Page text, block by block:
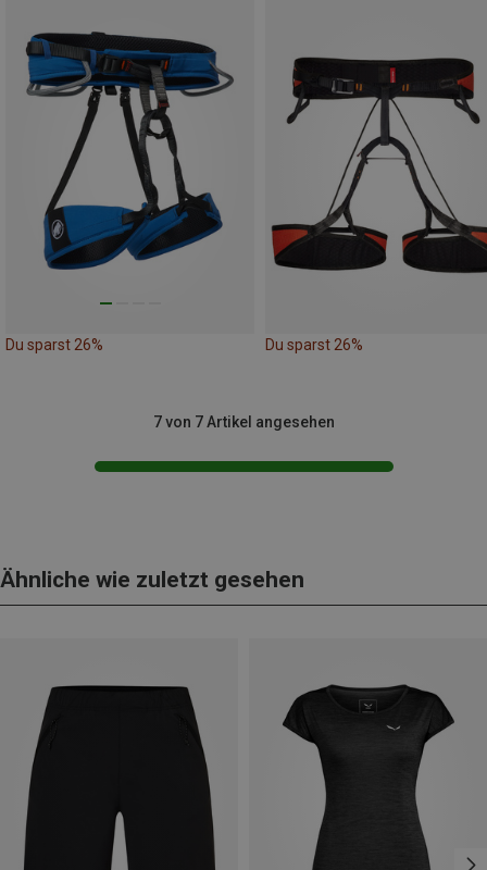
Du sparst 26% Du sparst 26%
7 von 7 Artikel angesehen
Ähnliche wie zuletzt gesehen